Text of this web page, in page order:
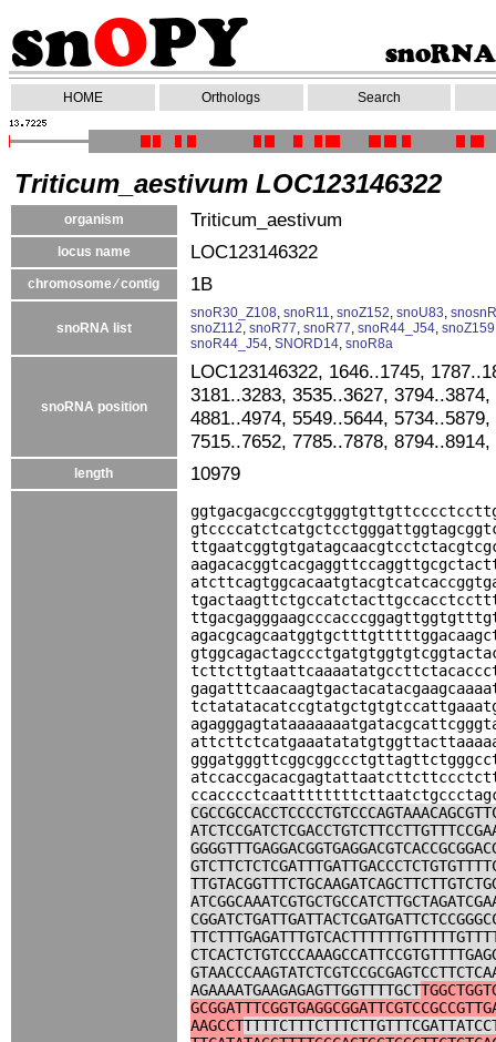
HOME Orthologs Search
Triticum_aestivum LOC123146322
organism Triticum_aestivum
locus name LOC123146322
chromosome ⁄ contig 1B
snoRNA list
snoR30_Z108, snoR11, snoZ152, snoU83,
snoZ112, snoR77, snoR77, snoR44_J54, snoZ159
snoR44_J54, SNORD14, snoR8a
snoRNA position
LOC123146322, 1646..1745,
3181..3283, 3535..3627,
4881..4974, 5549..5644,
7515..7652, 7785..7878, 8794..8914,
length 10979
AGAAAATGAAGAGAGTTGGTTTTGCT
AAGCCT